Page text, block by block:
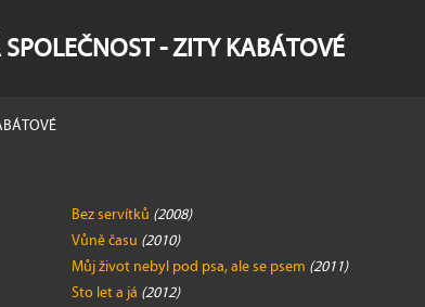
- ZITY KABÁTOVÉ
Bez servítků (2008)
Vůně času (2010)
Můj život nebyl pod psa, ale se psem (2011)
Sto let a já (2012)